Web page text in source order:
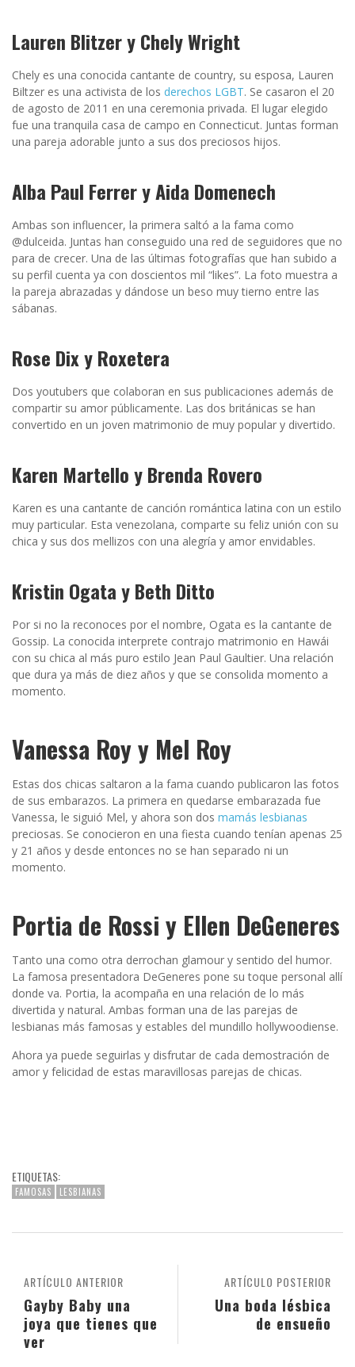
Lauren Blitzer y Chely Wright
Chely es una conocida cantante de country, su esposa, Lauren
Biltzer es una activista de los derechos LGBT. Se casaron el 20
de agosto de 2011 en una ceremonia privada. El lugar elegido
fue una tranquila casa de campo en Connecticut. Juntas forman
una pareja adorable junto a sus dos preciosos hijos.
Alba Paul Ferrer y Aida Domenech
Ambas son influencer, la primera saltó a la fama como
@dulceida. Juntas han conseguido una red de seguidores que no
para de crecer. Una de las últimas fotografías que han subido a
su perfil cuenta ya con doscientos mil “likes”. La foto muestra a
la pareja abrazadas y dándose un beso muy tierno entre las
sábanas.
Rose Dix y Roxetera
Dos youtubers que colaboran en sus publicaciones además de
compartir su amor públicamente. Las dos británicas se han
convertido en un joven matrimonio de muy popular y divertido.
Karen Martello y Brenda Rovero
Karen es una cantante de canción romántica latina con un estilo
muy particular. Esta venezolana, comparte su feliz unión con su
chica y sus dos mellizos con una alegría y amor envidables.
Kristin Ogata y Beth Ditto
Por si no la reconoces por el nombre, Ogata es la cantante de
Gossip. La conocida interprete contrajo matrimonio en Hawái
con su chica al más puro estilo Jean Paul Gaultier. Una relación
que dura ya más de diez años y que se consolida momento a
momento.
Vanessa Roy y Mel Roy
Estas dos chicas saltaron a la fama cuando publicaron las fotos
de sus embarazos. La primera en quedarse embarazada fue
Vanessa, le siguió Mel, y ahora son dos mamás lesbianas
preciosas. Se conocieron en una fiesta cuando tenían apenas 25
y 21 años y desde entonces no se han separado ni un
momento.
Portia de Rossi y Ellen DeGeneres
Tanto una como otra derrochan glamour y sentido del humor.
La famosa presentadora DeGeneres pone su toque personal allí
donde va. Portia, la acompaña en una relación de lo más
divertida y natural. Ambas forman una de las parejas de
lesbianas más famosas y estables del mundillo hollywoodiense.
Ahora ya puede seguirlas y disfrutar de cada demostración de
amor y felicidad de estas maravillosas parejas de chicas.
ETIQUETAS:
FAMOSAS LESBIANAS
ARTÍCULO POSTERIOR
Una boda lésbica
de ensueño
ARTÍCULO ANTERIOR
Gayby Baby una
joya que tienes que
ver